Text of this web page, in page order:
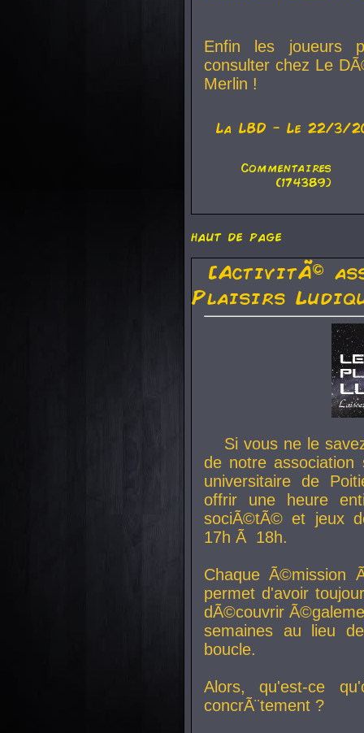
Enfin les joueurs
consulter chez Le
Merlin !
La LBD - Le 22/3/
Commentaires
(174389)
haut de page
[ActivitÃ©
Plaisirs
Si vous ne le
de notre
universitaire de
offrir une heure
sociÃ©tÃ© et jeux
17h Ã 18h.
Chaque Ã©mission
permet d'avoir
dÃ©couvrir
semaines au lieu
boucle.
Alors, qu'est-ce
concrÃ¨tement ?